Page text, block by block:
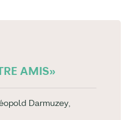
AMIS»
Darmuzey,